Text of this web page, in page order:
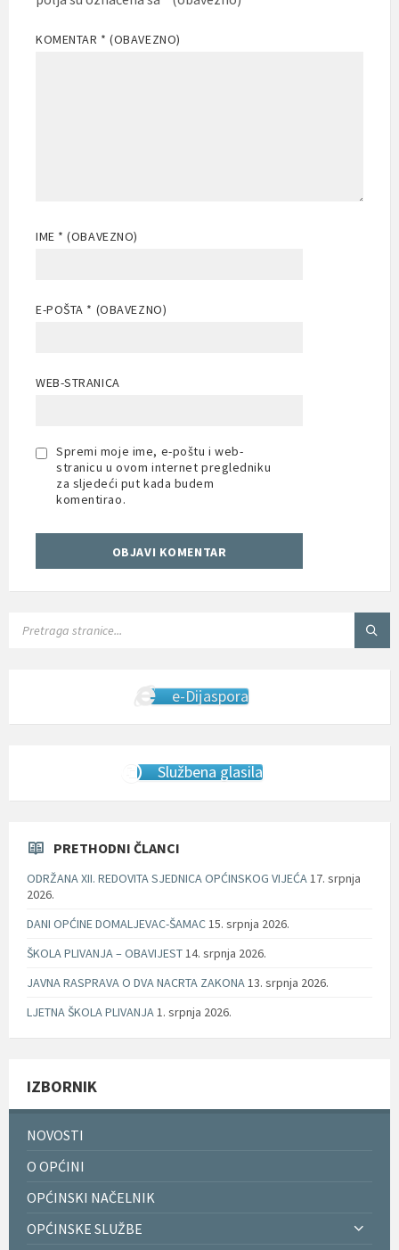
KOMENTAR * (OBAVEZNO)
IME * (OBAVEZNO)
E-POŠTA * (OBAVEZNO)
WEB-STRANICA
Spremi moje ime, e-poštu i web-
stranicu u ovom internet pregledniku
za sljedeći put kada budem
komentirao.
e-Dijaspora
Službena glasila
PRETHODNI ČLANCI
ODRŽANA XII. REDOVITA SJEDNICA OPĆINSKOG VIJEĆA17. srpnja
2026.
DANI OPĆINE DOMALJEVAC-ŠAMAC15. srpnja 2026.
ŠKOLA PLIVANJA – OBAVIJEST14. srpnja 2026.
JAVNA RASPRAVA O DVA NACRTA ZAKONA13. srpnja 2026.
LJETNA ŠKOLA PLIVANJA1. srpnja 2026.
IZBORNIK
NOVOSTI
O OPĆINI
OPĆINSKI NAČELNIK
OPĆINSKE SLUŽBE